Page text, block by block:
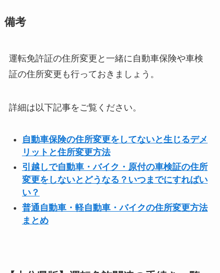
備考
運転免許証の住所変更と一緒に自動車保険や車検
証の住所変更も行っておきましょう。
詳細は以下記事をご覧ください。
自動車保険の住所変更をしてないと生じるデメ
リットと住所変更方法
引越しで自動車・バイク・原付の車検証の住所
変更をしないとどうなる？いつまでにすればい
い？
普通自動車・軽自動車・バイクの住所変更方法
まとめ